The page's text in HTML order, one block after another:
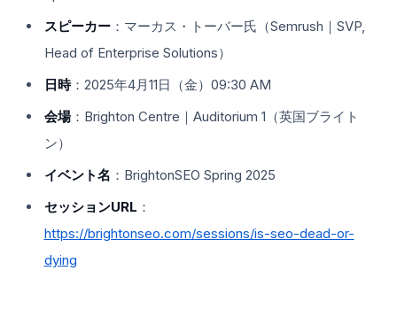
スピーカー：マーカス・トーバー氏（Semrush｜SVP,
Head of Enterprise Solutions）
日時：2025年4月11日（金）09:30 AM
会場：Brighton Centre｜Auditorium 1（英国ブライト
ン）
イベント名 ：BrightonSEO Spring 2025
セッションURL ：
https://brightonseo.com/sessions/is-seo-dead-or-
dying